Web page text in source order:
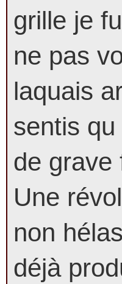
grille je
ne pas
laquais
sentis
de grave
Une
non
déjà